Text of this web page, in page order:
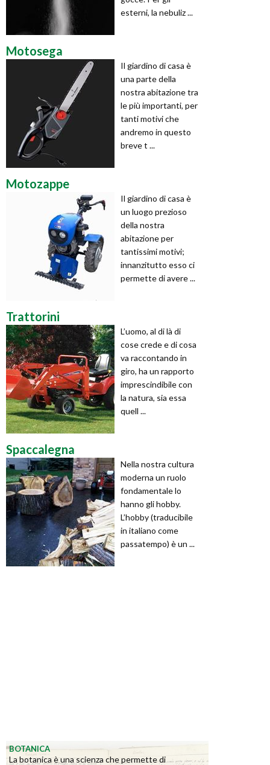
esterni, la nebuliz ...
Motosega
Il giardino di casa è
una parte della
nostra abitazione tra
le più importanti, per
tanti motivi che
andremo in questo
breve t ...
Motozappe
Il giardino di casa è
un luogo prezioso
della nostra
abitazione per
tantissimi motivi;
innanzitutto esso ci
permette di avere ...
Trattorini
L’uomo, al di là di
cose crede e di cosa
va raccontando in
giro, ha un rapporto
imprescindibile con
la natura, sia essa
quell ...
Spaccalegna
Nella nostra cultura
moderna un ruolo
fondamentale lo
hanno gli hobby.
L’hobby (traducibile
in italiano come
passatempo) è un ...
BOTANICA
La botanica è una scienza che permette di